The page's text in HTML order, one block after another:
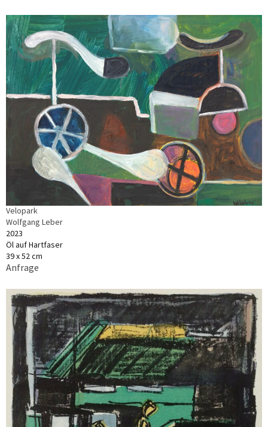
Velopark
Wolfgang Leber
2023
Öl auf Hartfaser
39 x 52 cm
Anfrage